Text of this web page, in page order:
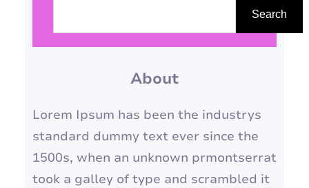
vamos te apresentar as cores
de esmalte que prometem
bombar em dezembro, desde
os tons…
s
a
r
Search
About
Lorem Ipsum has been the industrys
standard dummy text ever since the
1500s, when an unknown prmontserrat
took a galley of type and scrambled it